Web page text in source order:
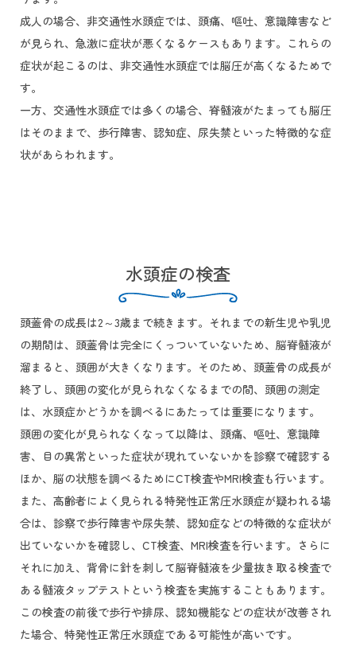
成人の場合、非交通性水頭症では、頭痛、嘔吐、意識障害など
が見られ、急激に症状が悪くなるケースもあります。これらの
症状が起こるのは、非交通性水頭症では脳圧が高くなるためで
す。
一方、交通性水頭症では多くの場合、脊髄液がたまっても脳圧
はそのままで、歩行障害、認知症、尿失禁といった特徴的な症
状があらわれます。
水頭症の検査
頭蓋骨の成長は2～3歳まで続きます。それまでの新生児や乳児
の期間は、頭蓋骨は完全にくっついていないため、脳脊髄液が
溜まると、頭囲が大きくなります。そのため、頭蓋骨の成長が
終了し、頭囲の変化が見られなくなるまでの間、頭囲の測定
は、水頭症かどうかを調べるにあたっては重要になります。
頭囲の変化が見られなくなって以降は、頭痛、嘔吐、意識障
害、目の異常といった症状が現れていないかを診察で確認する
ほか、脳の状態を調べるためにCT検査やMRI検査も行います。
また、高齢者によく見られる特発性正常圧水頭症が疑われる場
合は、診察で歩行障害や尿失禁、認知症などの特徴的な症状が
出ていないかを確認し、CT検査、MRI検査を行います。さらに
それに加え、背骨に針を刺して脳脊髄液を少量抜き取る検査で
ある髄液タップテストという検査を実施することもあります。
この検査の前後で歩行や排尿、認知機能などの症状が改善され
た場合、特発性正常圧水頭症である可能性が高いです。